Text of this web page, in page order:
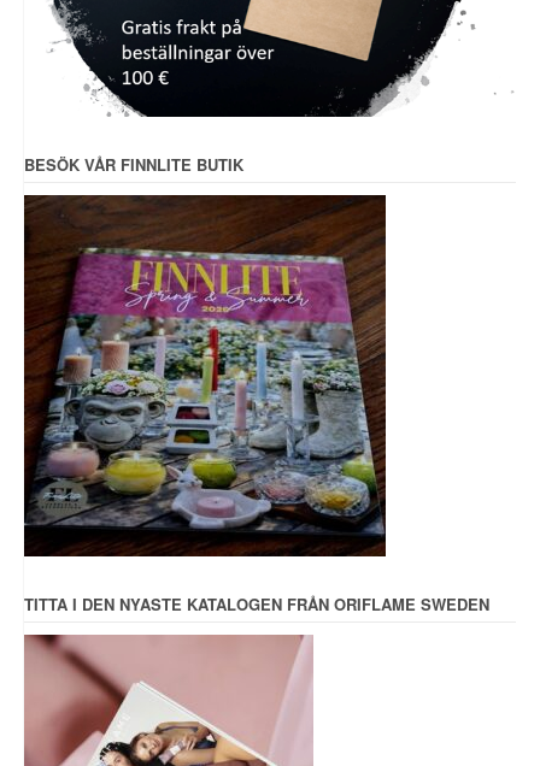
BESÖK VÅR FINNLITE BUTIK
TITTA I DEN NYASTE KATALOGEN FRÅN ORIFLAME SWEDEN